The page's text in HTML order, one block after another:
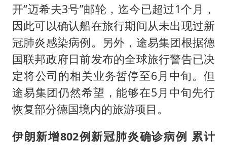
开“迈希夫3号”邮轮，迄今已超过1个月，
因此可以确认船在旅行期间从未出现过新
冠肺炎感染病例。另外，途易集团根据德
国联邦政府日前发布的全球旅行警告已决
定将公司的相关业务暂停至6月中旬。但
途易集团仍然希望，能够在5月中旬先行
恢复部分德国境内的旅游项目。
伊朗新增802例新冠肺炎确诊病例 累计